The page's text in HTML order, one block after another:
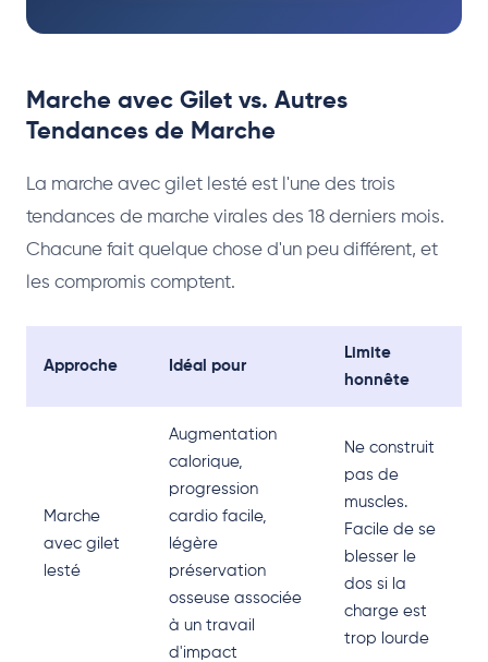
Marche avec Gilet vs. Autres
Tendances de Marche
La marche avec gilet lesté est l'une des trois
tendances de marche virales des 18 derniers mois.
Chacune fait quelque chose d'un peu différent, et
les compromis comptent.
Approche Idéal pour
Limite
honnête
Marche
avec gilet
lesté
Augmentation
calorique,
progression
cardio facile,
légère
préservation
osseuse associée
à un travail
d'impact
Ne construit
pas de
muscles.
Facile de se
blesser le
dos si la
charge est
trop lourde